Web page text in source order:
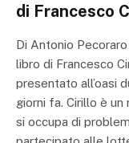
di Francesco
Di Antonio
libro di Francesco
presentato all’oasi
giorni fa. Cirillo è
si occupa di